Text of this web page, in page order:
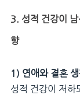
3. 성적 건강이
향
1) 연애와 결혼
성적 건강이 저하